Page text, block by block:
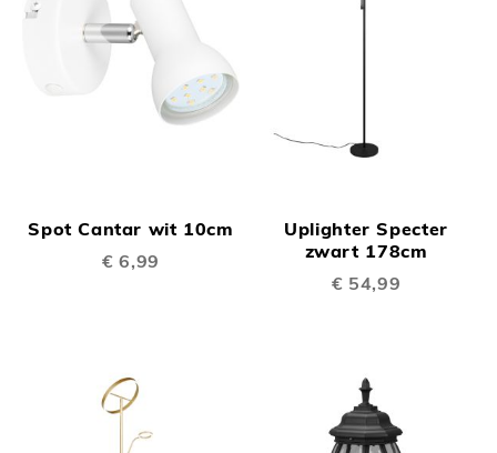
Spot Cantar wit 10cm
€ 6,99
Uplighter Specter
zwart 178cm
€ 54,99